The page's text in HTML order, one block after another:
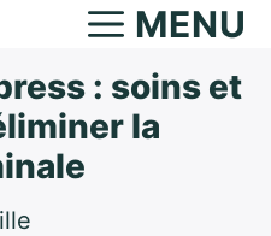
MENU
: soins et
la